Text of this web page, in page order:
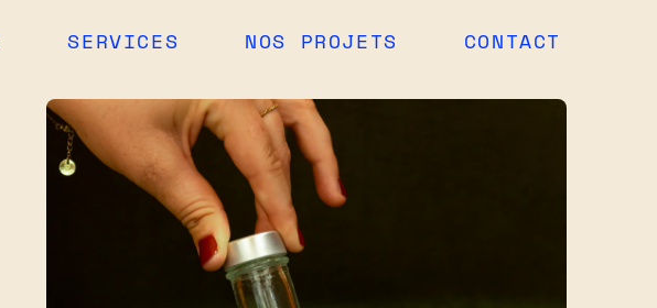
SERVICES NOS PROJETS CONTACT